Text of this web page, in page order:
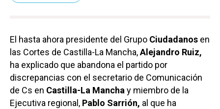
El hasta ahora presidente del Grupo Ciudadanos en
las Cortes de Castilla-La Mancha,Alejandro Ruiz,
ha explicado que abandona el partido por
discrepancias con el secretario de Comunicación
de Cs en Castilla-La Manchay miembro de la
Ejecutiva regional, Pablo Sarrión, al que ha